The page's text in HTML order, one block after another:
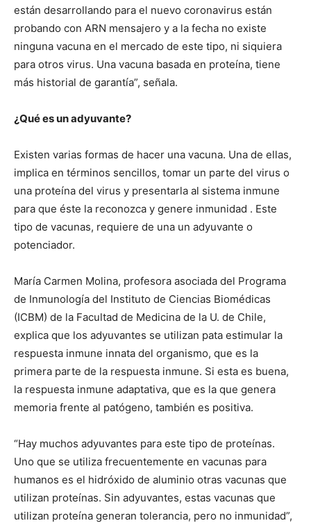
están desarrollando para el nuevo coronavirus están
probando con ARN mensajero y a la fecha no existe
ninguna vacuna en el mercado de este tipo, ni siquiera
para otros virus. Una vacuna basada en proteína, tiene
más historial de garantía”, señala.
¿Qué es un adyuvante?
Existen varias formas de hacer una vacuna. Una de ellas,
implica en términos sencillos, tomar un parte del virus o
una proteína del virus y presentarla al sistema inmune
para que éste la reconozca y genere inmunidad . Este
tipo de vacunas, requiere de una un adyuvante o
potenciador.
María Carmen Molina, profesora asociada del Programa
de Inmunología del Instituto de Ciencias Biomédicas
(ICBM) de la Facultad de Medicina de la U. de Chile,
explica que los adyuvantes se utilizan pata estimular la
respuesta inmune innata del organismo, que es la
primera parte de la respuesta inmune. Si esta es buena,
la respuesta inmune adaptativa, que es la que genera
memoria frente al patógeno, también es positiva.
“Hay muchos adyuvantes para este tipo de proteínas.
Uno que se utiliza frecuentemente en vacunas para
humanos es el hidróxido de aluminio otras vacunas que
utilizan proteínas. Sin adyuvantes, estas vacunas que
utilizan proteína generan tolerancia, pero no inmunidad”,